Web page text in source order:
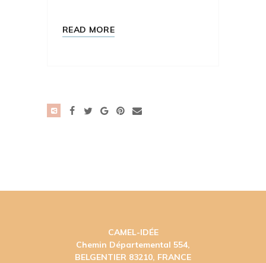
READ MORE
CAMEL-IDÉE
Chemin Départemental 554,
BELGENTIER 83210, FRANCE